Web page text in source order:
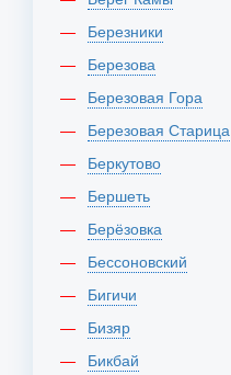
Березники
Березова
Березовая Гора
Березовая Старица
Беркутово
Бершеть
Берёзовка
Бессоновский
Бигичи
Бизяр
Бикбай